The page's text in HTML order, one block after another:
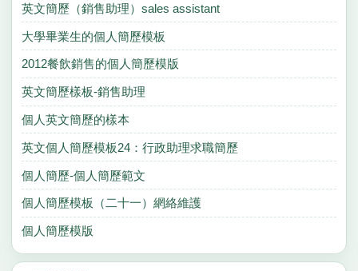
英文簡歷（銷售助理）sales assistant
大學畢業生的個人簡歷模板
2012餐飲銷售的個人簡歷模版
英文簡歷樣板-銷售助理
個人英文簡歷的樣本
英文個人簡歷模板24：行政助理求職簡歷
個人簡歷-個人簡歷範文
個人簡歷模板（二十一）網絡維護
個人簡歷模版